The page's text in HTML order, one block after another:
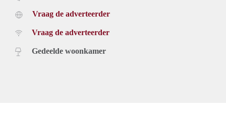
Vraag de adverteerder
Vraag de adverteerder
Gedeelde woonkamer